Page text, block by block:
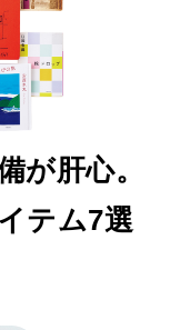
が肝心。
テム7選